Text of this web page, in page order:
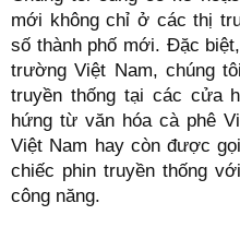
mới không chỉ ở các thị
số thành phố mới. Đặc
trường Việt Nam, chúng
truyền thống tại các cửa
hứng từ văn hóa cà phê
Việt Nam hay còn được
chiếc phin truyền thống
công năng.